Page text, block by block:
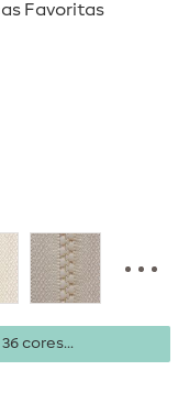
Favoritas
cores...